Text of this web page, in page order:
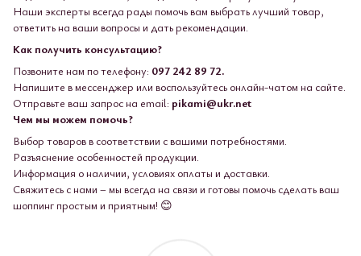
Наши эксперты всегда рады помочь вам выбрать лучший товар,
ответить на ваши вопросы и дать рекомендации.
Как получить консультацию?
Позвоните нам по телефону: 097 242 89 72.
Напишите в мессенджер или воспользуйтесь онлайн-чатом на сайте.
Отправьте ваш запрос на email: pikami@ukr.net
Чем мы можем помочь?
Выбор товаров в соответствии с вашими потребностями.
Разъяснение особенностей продукции.
Информация о наличии, условиях оплаты и доставки.
Свяжитесь с нами – мы всегда на связи и готовы помочь сделать ваш
шоппинг простым и приятным! 😊